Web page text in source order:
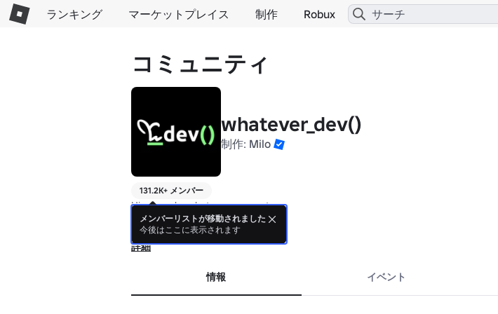
ランキング マーケットプレイス 制作 Robux
コミュニティ
whatever_dev()
制作: Milo
131.2K+ メンバー
Hi, we make whatever we want.
Makers of:
1. Voxel Destruction Physics
3. VOXEL DESTRUCT 2.
詳細
情報 イベント
メンバーリストが移動されました
今後はここに表示されます